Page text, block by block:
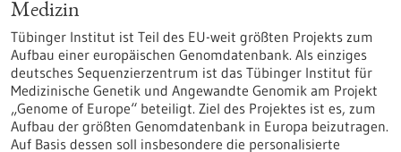
Medizin
Tübinger Institut ist Teil des EU-weit größten Projekts zum
Aufbau einer europäischen Genomdatenbank. Als einziges
deutsches Sequenzierzentrum ist das Tübinger Institut für
Medizinische Genetik und Angewandte Genomik am Projekt
„Genome of Europe“ beteiligt. Ziel des Projektes ist es, zum
Aufbau der größten Genomdatenbank in Europa beizutragen.
Auf Basis dessen soll insbesondere die personalisierte